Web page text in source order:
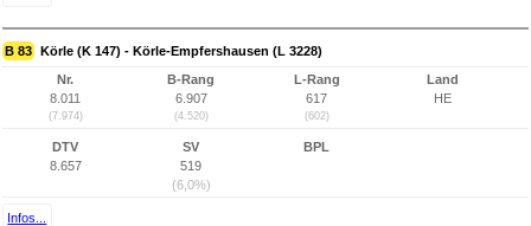
B 83 Körle (K 147) - Körle-Empfershausen (L 3228)
Nr.
8.011
(7.974)
B-Rang
6.907
(4.520)
L-Rang
617
(602)
Land
HE
DTV
8.657
SV
519
(6,0%)
BPL
Infos...